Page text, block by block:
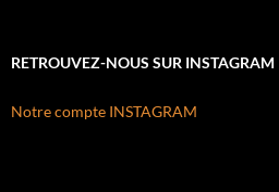
RETROUVEZ-NOUS SUR INSTAGRAM
Notre compte INSTAGRAM